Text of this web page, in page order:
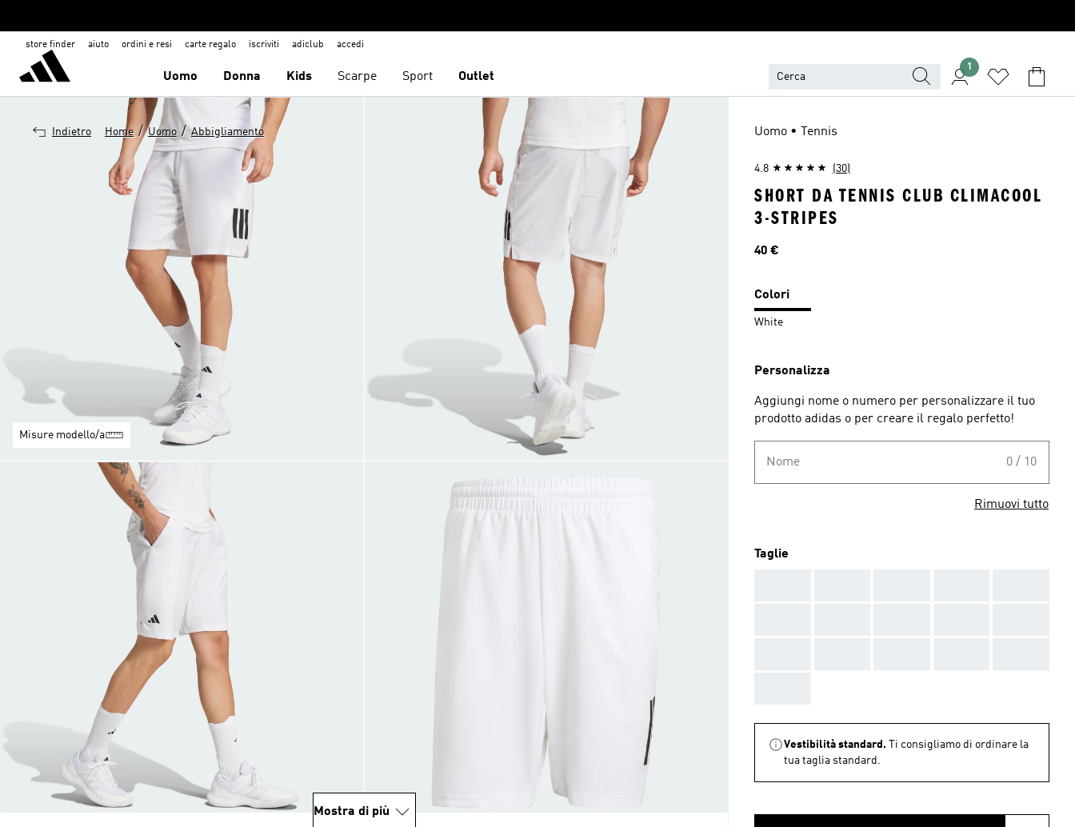
store finder aiuto ordini e resi carte regalo iscriviti adiclub accedi
Uomo Donna Kids Scarpe Sport Outlet
1
Indietro Home / Uomo / Abbigliamento
Misure modello/a
Mostra di più
Uomo • Tennis
4.8 (30)
SHORT DA TENNIS CLUB CLIMACOOL
3-STRIPES
Prezzo
40 €
Colori
White
Personalizza
Aggiungi nome o numero per personalizzare il tuo
prodotto adidas o per creare il regalo perfetto!
Nome 0 / 10
Rimuovi tutto
Taglie
Vestibilità standard.
Ti consigliamo di ordinare la
tua taglia standard.